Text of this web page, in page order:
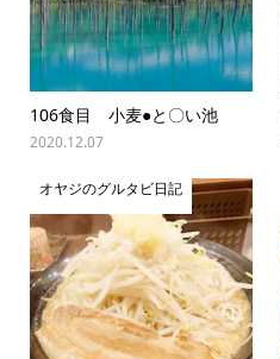
106食目 小麦●と〇い池
2020.12.07
オヤジのグルタビ日記